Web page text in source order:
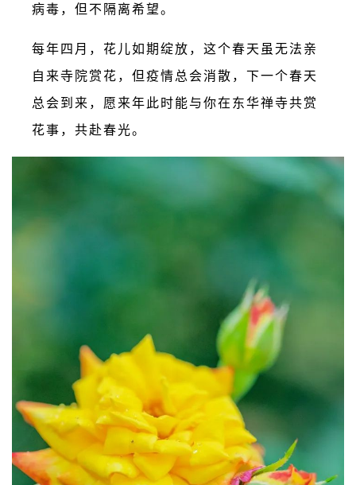
病毒，但不隔离希望。
每年四月，花儿如期绽放，这个春天虽无法亲
自来寺院赏花，但疫情总会消散，下一个春天
总会到来，愿来年此时能与你在东华禅寺共赏
花事，共赴春光。